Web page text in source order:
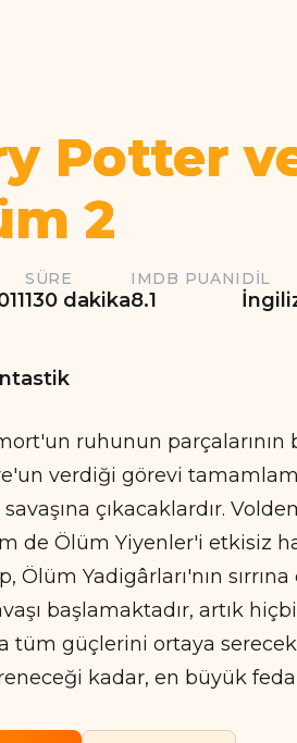
Potter
2
SÜRE
130 dakika
IMDB PUANI
8.1
DIL
ruhunun parçalarının
verdiği görevi
çıkacaklardır.
de Ölüm Yiyenler'i etkisiz
Ölüm Yadigârları'nın
başlamaktadır, artık
tüm güçlerini ortaya
kadar, en büyük